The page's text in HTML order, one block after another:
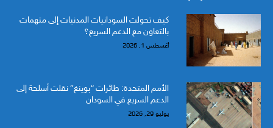
كيف تحولت السودانيات المدنيات إلى متهمات
بالتعاون مع الدعم السريع؟
أغسطس 1, 2026
الأمم المتحدة: طائرات “بوينغ” نقلت أسلحة إلى
الدعم السريع في السودان
يوليو 29, 2026